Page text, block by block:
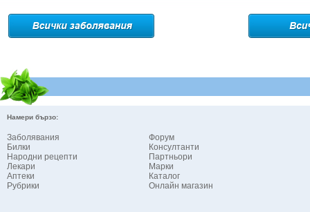
Намери бързо:
Заболявания
Билки
Народни рецепти
Лекари
Аптеки
Рубрики
Форум
Консултанти
Партньори
Марки
Каталог
Онлайн магазин